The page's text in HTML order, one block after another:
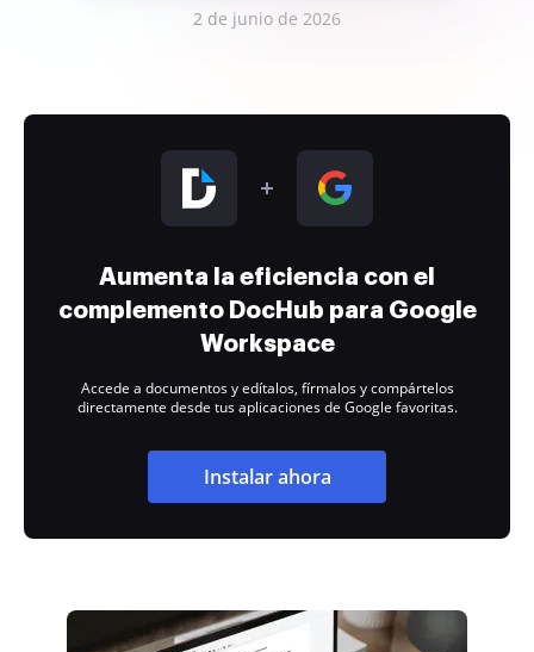
2 de junio de 2026
Aumenta la eficiencia con el
complemento DocHub para Google
Workspace
Accede a documentos y edítalos, fírmalos y compártelos
directamente desde tus aplicaciones de Google favoritas.
Instalar ahora